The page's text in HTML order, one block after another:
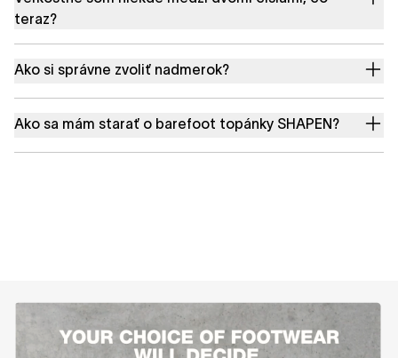
teraz?
Ako si správne zvoliť nadmerok?
Ako sa mám starať o barefoot topánky SHAPEN?